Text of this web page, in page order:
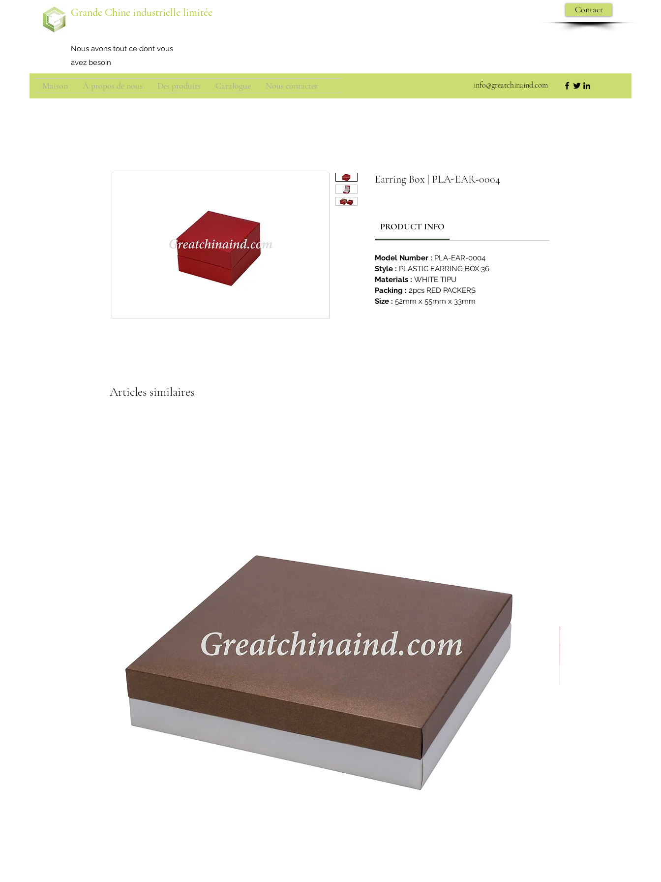
Grande Chine industrielle limitée
Nous avons tout ce dont vous
avez besoin
Contact
Maison À propos de nous Des produits Catalogue Nous contacter info@greatchinaind.com
Articles similaires
Earring Box | PLA-EAR-0004
PRODUCT INFO
Model Number : PLA-EAR-0004
Style : PLASTIC EARRING BOX 36
Materials : WHITE TIPU
Packing : 2pcs RED PACKERS
Size : 52mm x 55mm x 33mm